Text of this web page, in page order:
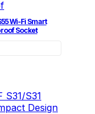
Wi-Fi Smart
Socket